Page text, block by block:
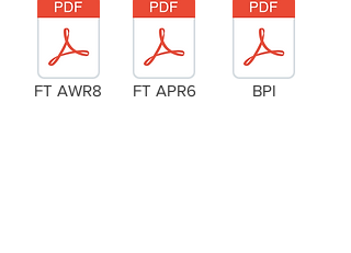
FT AWR8 FT APR6 BPI